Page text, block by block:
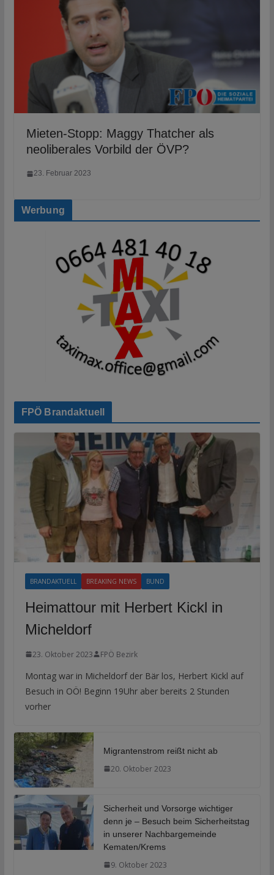
Mieten-Stopp: Maggy Thatcher als
neoliberales Vorbild der ÖVP?
23. Februar 2023
Werbung
FPÖ Brandaktuell
BRANDAKTUELL BREAKING NEWS BUND
Heimattour mit Herbert Kickl in
Micheldorf
23. Oktober 2023 FPÖ Bezirk
Montag war in Micheldorf der Bär los, Herbert Kickl auf
Besuch in OÖ! Beginn 19Uhr aber bereits 2 Stunden
vorher
Migrantenstrom reißt nicht ab
20. Oktober 2023
Sicherheit und Vorsorge wichtiger
denn je – Besuch beim Sicherheitstag
in unserer Nachbargemeinde
Kematen/Krems
9. Oktober 2023